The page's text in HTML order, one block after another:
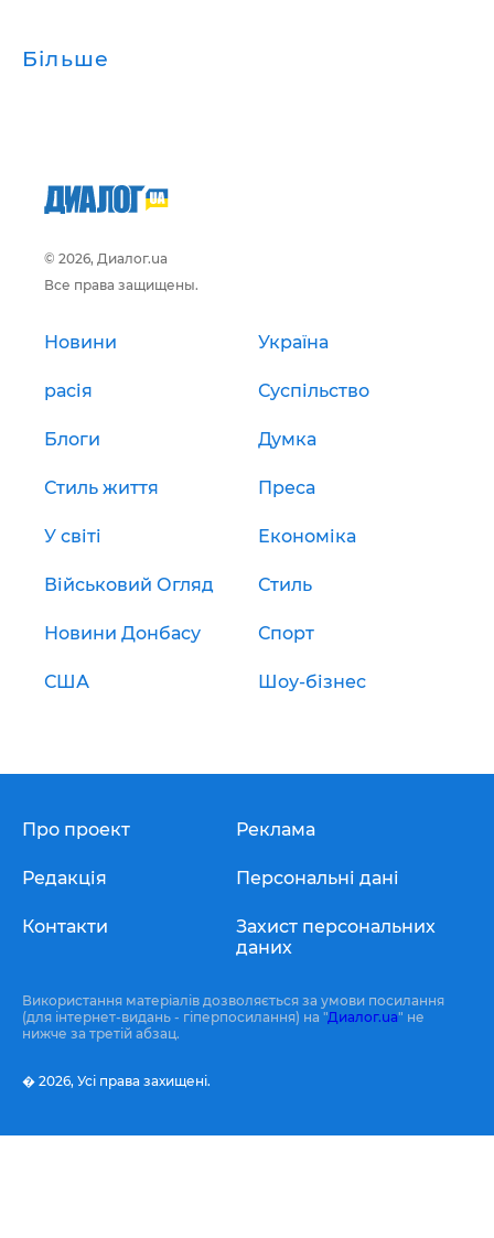
Більше
© 2026, Диалог.ua
Все права защищены.
Новини Україна
расія Суспільство
Блоги Думка
Стиль життя Преса
У світі Економіка
Військовий Огляд Стиль
Новини Донбасу Спорт
США Шоу-бізнес
Про проект
Редакція
Контакти
Реклама
Персональні дані
Захист персональних
даних
Використання матеріалів дозволяється за умови посилання
(для інтернет-видань - гіперпосилання) на "Диалог.ua" не
нижче за третій абзац.
� 2026, Усі права захищені.